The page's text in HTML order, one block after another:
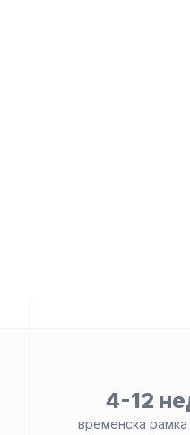
4-12
временска рамка